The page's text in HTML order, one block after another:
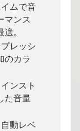
ムで音
マンス
。
レッシ
のカラ
ンスト
た音量
動レベ